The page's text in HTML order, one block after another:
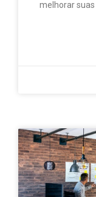
melhorar